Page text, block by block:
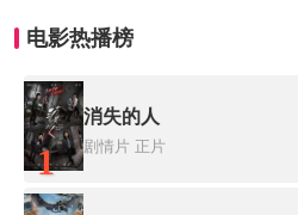
电影热播榜
1
消失的人
剧情片 正片